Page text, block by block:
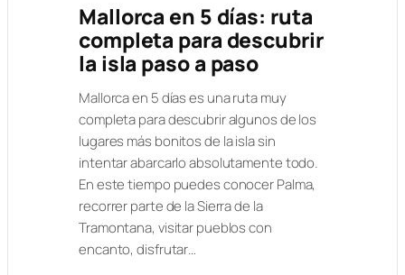
Mallorca en 5 días: ruta
completa para descubrir
la isla paso a paso
Mallorca en 5 días es una ruta muy
completa para descubrir algunos de los
lugares más bonitos de la isla sin
intentar abarcarlo absolutamente todo.
En este tiempo puedes conocer Palma,
recorrer parte de la Sierra de la
Tramontana, visitar pueblos con
encanto, disfrutar…